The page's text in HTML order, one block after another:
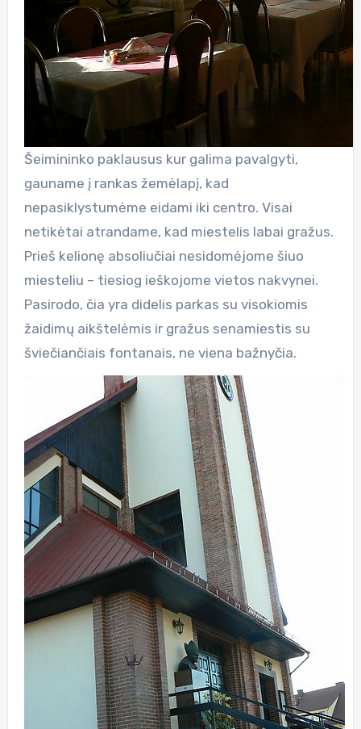
Šeimininko paklausus kur galima pavalgyti,
gauname į rankas žemėlapį, kad
nepasiklystumėme eidami iki centro. Visai
netikėtai atrandame, kad miestelis labai gražus.
Prieš kelionę absoliučiai nesidomėjome šiuo
miesteliu – tiesiog ieškojome vietos nakvynei.
Pasirodo, čia yra didelis parkas su visokiomis
žaidimų aikštelėmis ir gražus senamiestis su
šviečiančiais fontanais, ne viena bažnyčia.